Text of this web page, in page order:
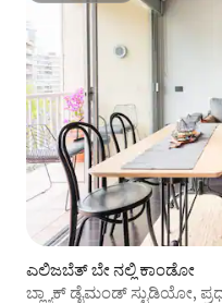
ಎಲಿಜಬೆತ್ ಬೇ ನಲ್ಲಿ ಕಾಂಡೋ
ಬ್ಲ್ಯಾಕ್ ಡೈಮಂಡ್ ಸ್ಟುಡಿಯೋ,